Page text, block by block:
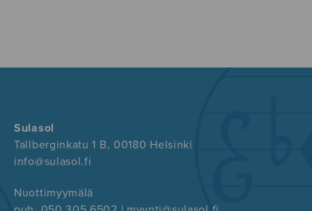
Sulasol
Tallberginkatu 1 B, 00180 Helsinki
info@sulasol.fi
Nuottimyymälä